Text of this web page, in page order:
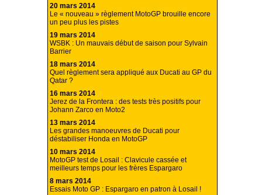
20 mars 2014
Le « nouveau » règlement MotoGP brouille encore
un peu plus les pistes
19 mars 2014
WSBK : Un mauvais début de saison pour Sylvain
Barrier
18 mars 2014
Quel règlement sera appliqué aux Ducati au GP du
Qatar ?
16 mars 2014
Jerez de la Frontera : des tests très positifs pour
Johann Zarco en Moto2
13 mars 2014
Les grandes manoeuvres de Ducati pour
déstabiliser Honda en MotoGP
10 mars 2014
MotoGP test de Losail : Clavicule cassée et
meilleurs temps pour les frères Espargaro
8 mars 2014
Essais Moto GP : Espargaro en patron à Losail !